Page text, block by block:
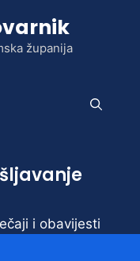
županija
i obavijesti